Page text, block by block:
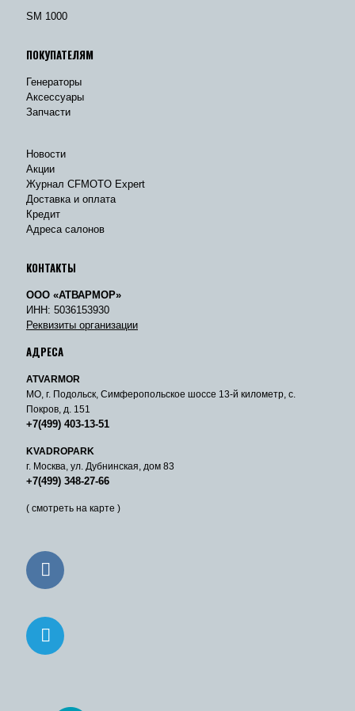
SM 1000
ПОКУПАТЕЛЯМ
Генераторы
Аксессуары
Запчасти
Новости
Акции
Журнал CFMOTO Expert
Доставка и оплата
Кредит
Адреса салонов
КОНТАКТЫ
ООО «АТВАРМОР»
ИНН: 5036153930
Реквизиты организации
АДРЕСА
ATVARMOR
МО, г. Подольск, Симферопольское шоссе 13-й километр, с.
Покров, д. 151
+7(499) 403-13-51
KVADROPARK
г. Москва, ул. Дубнинская, дом 83
+7(499) 348-27-66
( смотреть на карте )